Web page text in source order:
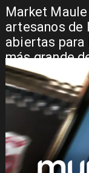
Market
artesanos de
abiertas para
más grande